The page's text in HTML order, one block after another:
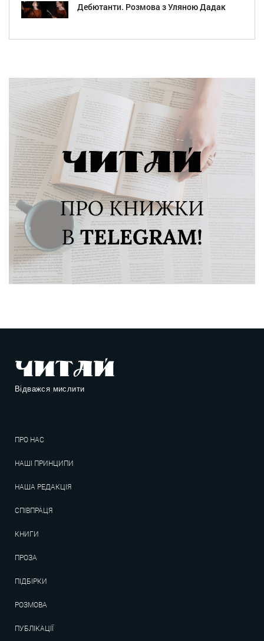
Дебютанти. Розмова з Уляною Дадак
Відважся мислити
ПРО НАС
НАШІ ПРИНЦИПИ
НАША РЕДАКЦІЯ
СПІВПРАЦЯ
КНИГИ
ПРОЗА
ПІДБІРКИ
РОЗМОВА
ПУБЛІКАЦІЇ